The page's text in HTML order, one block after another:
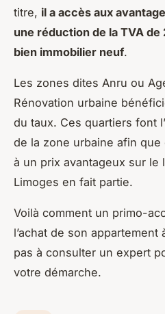
titre, il a accès aux
une réduction de la TVA de
bien immobilier neuf.
Les zones dites Anru ou
Rénovation urbaine
du taux. Ces quartiers font
de la zone urbaine afin
à un prix avantageux sur le
Limoges en fait partie.
Voilà comment un primo-
l’achat de son appartement
pas à consulter un expert
votre démarche.